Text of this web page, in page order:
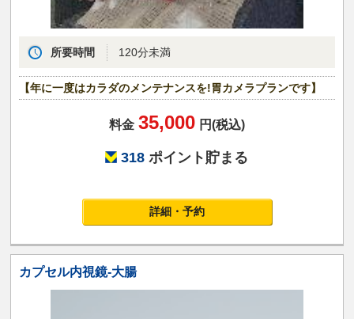
所要時間 120分未満
【年に一度はカラダのメンテナンスを!胃カメラプランです】
料金 35,000 円(税込)
318 ポイント貯まる
詳細・予約
カプセル内視鏡-大腸